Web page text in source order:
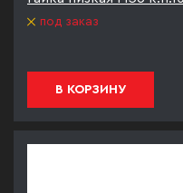
под заказ
В КОРЗИНУ